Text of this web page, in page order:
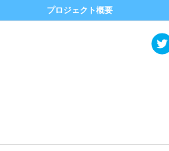
プロジェクト概要